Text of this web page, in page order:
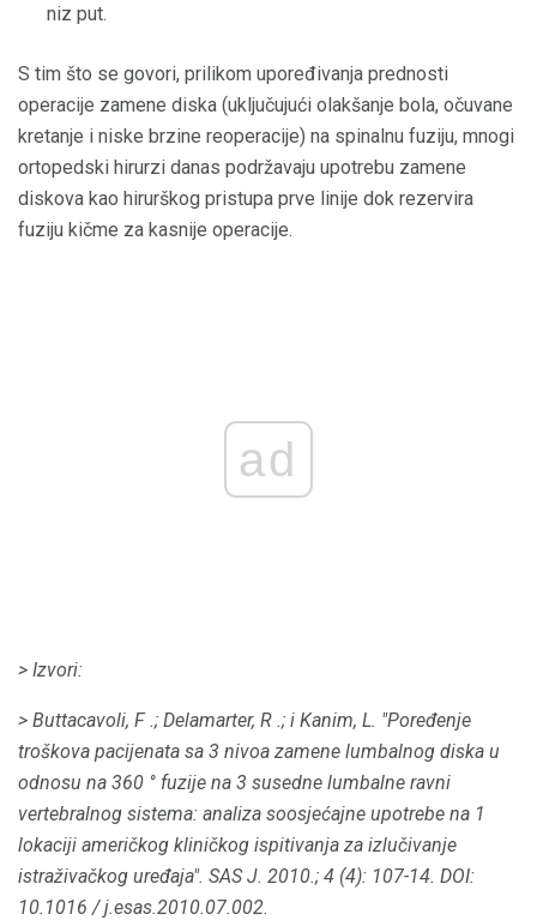
niz put.
S tim što se govori, prilikom upoređivanja prednosti
operacije zamene diska (uključujući olakšanje bola, očuvane
kretanje i niske brzine reoperacije) na spinalnu fuziju, mnogi
ortopedski hirurzi danas podržavaju upotrebu zamene
diskova kao hirurškog pristupa prve linije dok rezervira
fuziju kičme za kasnije operacije.
ad
> Izvori:
> Buttacavoli, F .; Delamarter, R .; i Kanim, L. "Poređenje
troškova pacijenata sa 3 nivoa zamene lumbalnog diska u
odnosu na 360 ° fuzije na 3 susedne lumbalne ravni
vertebralnog sistema: analiza soosjećajne upotrebe na 1
lokaciji američkog kliničkog ispitivanja za izlučivanje
istraživačkog uređaja". SAS J. 2010.; 4 (4): 107-14. DOI:
10.1016 / j.esas.2010.07.002.